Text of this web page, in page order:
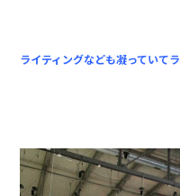
ライティングなども凝っていて